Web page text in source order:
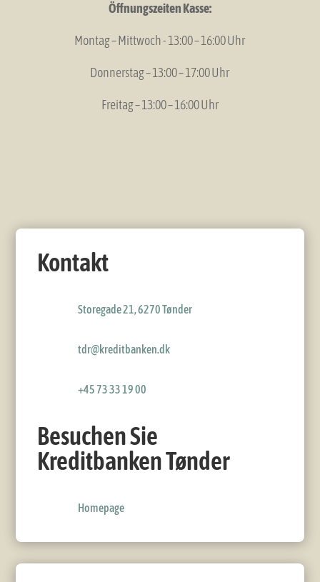
Öffnungszeiten Kasse:
Montag – Mittwoch - 13:00 – 16:00 Uhr
Donnerstag – 13:00 – 17:00 Uhr
Freitag – 13:00 – 16:00 Uhr
Kontakt
Storegade 21, 6270 Tønder
tdr@kreditbanken.dk
+45 73 33 19 00
Besuchen Sie
Kreditbanken Tønder
Homepage